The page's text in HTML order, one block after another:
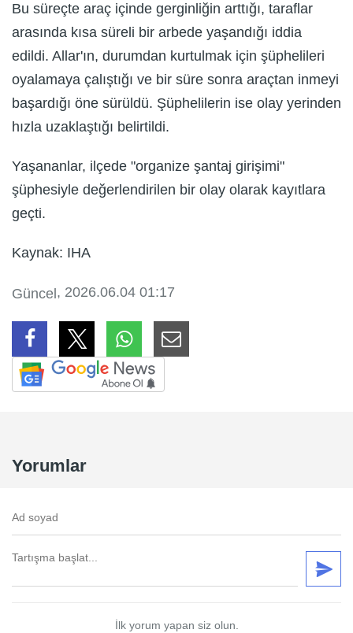
Bu süreçte araç içinde gerginliğin arttığı, taraflar
arasında kısa süreli bir arbede yaşandığı iddia
edildi. Allar'ın, durumdan kurtulmak için şüphelileri
oyalamaya çalıştığı ve bir süre sonra araçtan inmeyi
başardığı öne sürüldü. Şüphelilerin ise olay yerinden
hızla uzaklaştığı belirtildi.
Yaşananlar, ilçede "organize şantaj girişimi"
şüphesiyle değerlendirilen bir olay olarak kayıtlara
geçti.
Kaynak: IHA
Güncel, 2026.06.04 01:17
Yorumlar
İlk yorum yapan siz olun.